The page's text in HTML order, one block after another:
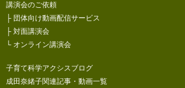
講演会のご依頼
├ 団体向け動画配信サービス
├ 対面講演会
└ オンライン講演会
子育て科学アクシスブログ
成田奈緒子関連記事・動画一覧